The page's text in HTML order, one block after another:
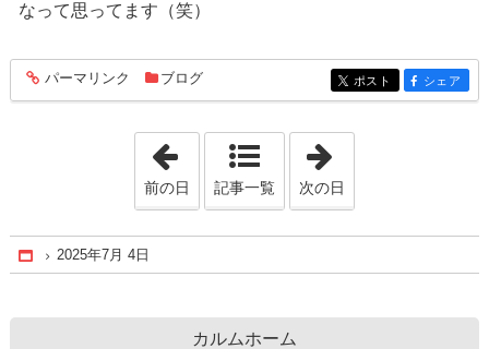
なって思ってます（笑）
entry394
パーマリンク ブログ entry394
ポスト entry394
シェア
「2025年7月 3日」
前の日 記事一覧 次の日
Home
2025年7月 4日
カルムホーム